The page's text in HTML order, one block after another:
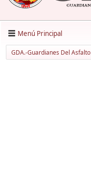
Menú Principal
GDA.-Guardianes Del Asfalto